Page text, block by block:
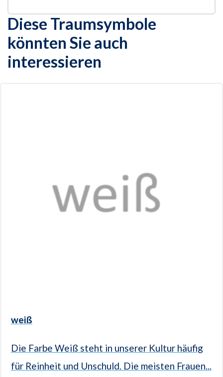
Diese Traumsymbole
könnten Sie auch
interessieren
weiß
Die Farbe Weiß steht in unserer Kultur häufig
für Reinheit und Unschuld. Die meisten Frauen...